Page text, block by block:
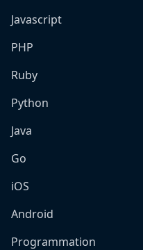
Javascript
PHP
Ruby
Python
Java
Go
iOS
Android
Programmation